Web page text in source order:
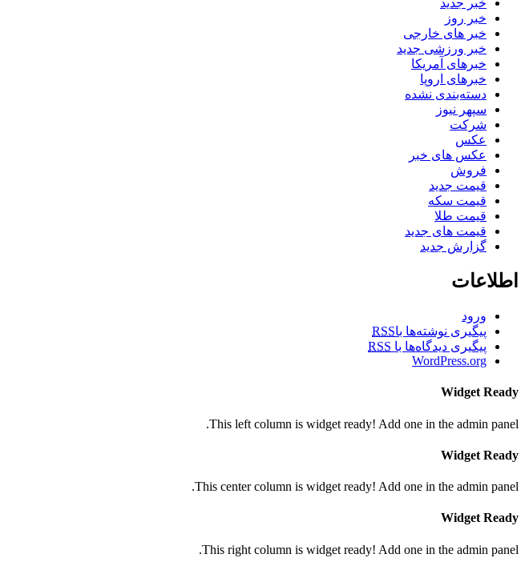
خبر جدید
خبر روز
خبر های خارجی
خبر ورزشی جدید
خبرهای آمریکا
خبرهای اروپا
دسته‌بندی نشده
سپهر نیوز
شرکت
عکس
عکس های خبر
فروش
قیمت جدید
قیمت سکه
قیمت طلا
قیمت های جدید
گزارش جدید
اطلاعات
ورود
پیگیری نوشته‌ها باRSS
پیگیری دیدگاه‌ها با RSS
WordPress.org
Widget Ready
This left column is widget ready! Add one in the admin panel.
Widget Ready
This center column is widget ready! Add one in the admin panel.
Widget Ready
This right column is widget ready! Add one in the admin panel.